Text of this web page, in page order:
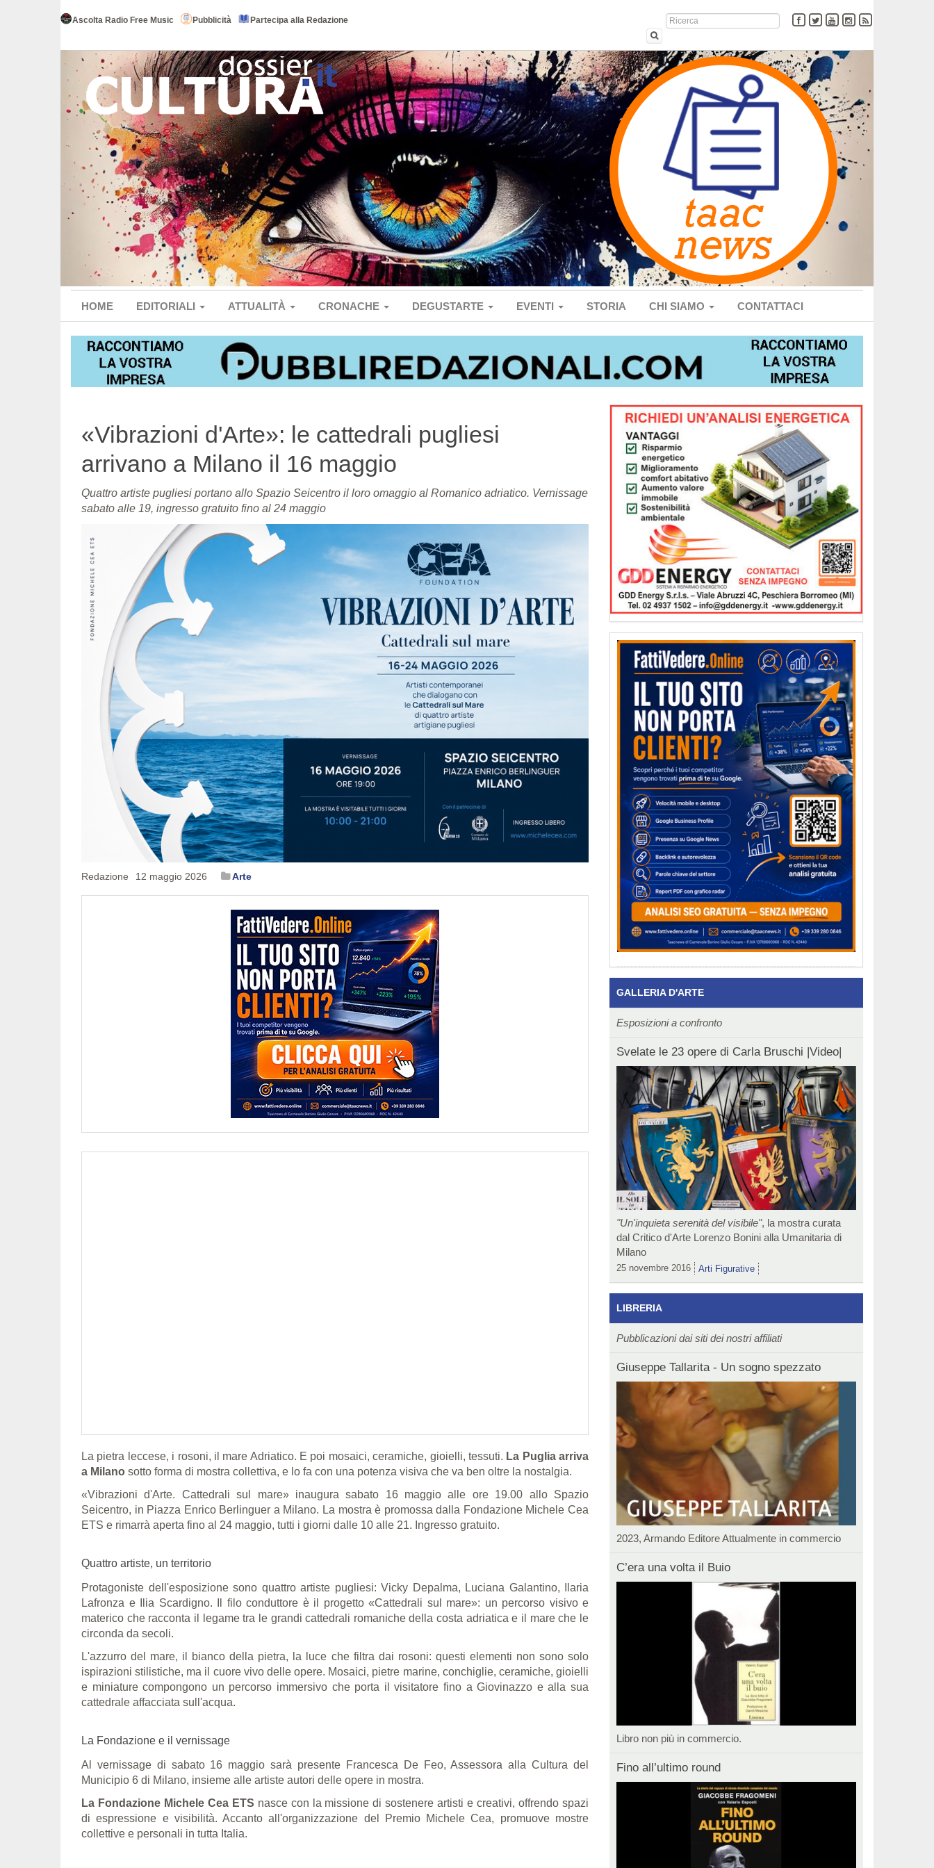
Ascolta Radio Free Music Pubblicità Partecipa alla Redazione
HOME EDITORIALI ATTUALITÀ CRONACHE DEGUSTARTE EVENTI STORIA CHI SIAMO CONTATTACI
«Vibrazioni d'Arte»: le cattedrali pugliesi
arrivano a Milano il 16 maggio
Quattro artiste pugliesi portano allo Spazio Seicentro il loro omaggio al Romanico adriatico. Vernissage
sabato alle 19, ingresso gratuito fino al 24 maggio
Redazione 12 maggio 2026 Arte
La pietra leccese, i rosoni, il mare Adriatico. E poi mosaici, ceramiche, gioielli, tessuti. La Puglia arriva
a Milano sotto forma di mostra collettiva, e lo fa con una potenza visiva che va ben oltre la nostalgia.
«Vibrazioni d'Arte. Cattedrali sul mare» inaugura sabato 16 maggio alle ore 19.00 allo Spazio
Seicentro, in Piazza Enrico Berlinguer a Milano. La mostra è promossa dalla Fondazione Michele Cea
ETS e rimarrà aperta fino al 24 maggio, tutti i giorni dalle 10 alle 21. Ingresso gratuito.
Quattro artiste, un territorio
Protagoniste dell'esposizione sono quattro artiste pugliesi: Vicky Depalma, Luciana Galantino, Ilaria
Lafronza e Ilia Scardigno. Il filo conduttore è il progetto «Cattedrali sul mare»: un percorso visivo e
materico che racconta il legame tra le grandi cattedrali romaniche della costa adriatica e il mare che le
circonda da secoli.
L'azzurro del mare, il bianco della pietra, la luce che filtra dai rosoni: questi elementi non sono solo
ispirazioni stilistiche, ma il cuore vivo delle opere. Mosaici, pietre marine, conchiglie, ceramiche, gioielli
e miniature compongono un percorso immersivo che porta il visitatore fino a Giovinazzo e alla sua
cattedrale affacciata sull'acqua.
La Fondazione e il vernissage
Al vernissage di sabato 16 maggio sarà presente Francesca De Feo, Assessora alla Cultura del
Municipio 6 di Milano, insieme alle artiste autori delle opere in mostra.
La Fondazione Michele Cea ETS nasce con la missione di sostenere artisti e creativi, offrendo spazi
di espressione e visibilità. Accanto all'organizzazione del Premio Michele Cea, promuove mostre
collettive e personali in tutta Italia.
GALLERIA D'ARTE
Esposizioni a confronto
Svelate le 23 opere di Carla Bruschi |Video|
"Un'inquieta serenità del visibile", la mostra curata
dal Critico d'Arte Lorenzo Bonini alla Umanitaria di
Milano
25 novembre 2016 Arti Figurative
LIBRERIA
Pubblicazioni dai siti dei nostri affiliati
Giuseppe Tallarita - Un sogno spezzato
2023, Armando Editore Attualmente in commercio
C’era una volta il Buio
Libro non più in commercio.
Fino all’ultimo round